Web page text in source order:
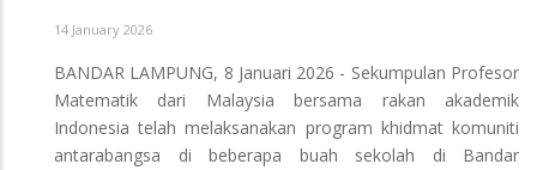
14 January 2026
BANDAR LAMPUNG, 8 Januari 2026 - Sekumpulan Profesor
Matematik dari Malaysia bersama rakan akademik
Indonesia telah melaksanakan program khidmat komuniti
antarabangsa di beberapa buah sekolah di Bandar